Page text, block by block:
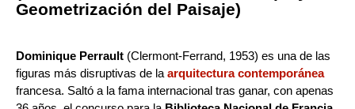
Geometrización del Paisaje)
Dominique Perrault (Clermont-Ferrand, 1953) es una de las
figuras más disruptivas de la arquitectura contemporánea
francesa. Saltó a la fama internacional tras ganar, con apenas